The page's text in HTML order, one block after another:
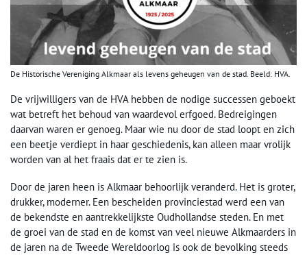
De Historische Vereniging Alkmaar als levens geheugen van de stad. Beeld: HVA.
De vrijwilligers van de HVA hebben de nodige successen geboekt
wat betreft het behoud van waardevol erfgoed. Bedreigingen
daarvan waren er genoeg. Maar wie nu door de stad loopt en zich
een beetje verdiept in haar geschiedenis, kan alleen maar vrolijk
worden van al het fraais dat er te zien is.
Door de jaren heen is Alkmaar behoorlijk veranderd. Het is groter,
drukker, moderner. Een bescheiden provinciestad werd een van
de bekendste en aantrekkelijkste Oudhollandse steden. En met
de groei van de stad en de komst van veel nieuwe Alkmaarders in
de jaren na de Tweede Wereldoorlog is ook de bevolking steeds